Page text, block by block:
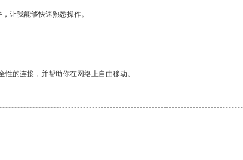
让我能够快速熟悉操作。
的连接，并帮助你在网络上自由移动。